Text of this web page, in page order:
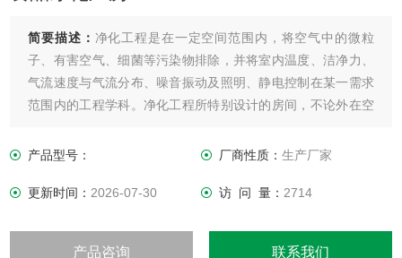
简要描述： 净化工程是在一定空间范围内，将空气中的微粒
子、有害空气、细菌等污染物排除，并将室内温度、洁净力、
气流速度与气流分布、噪音振动及照明、静电控制在某一需求
范围内的工程学科。净化工程所特别设计的房间，不论外在空
温湿度及压力等性能。
产品型号： 厂商性质： 生产厂家
更新时间：2026-07-30 访 问 量： 2714
产品咨询 联系我们